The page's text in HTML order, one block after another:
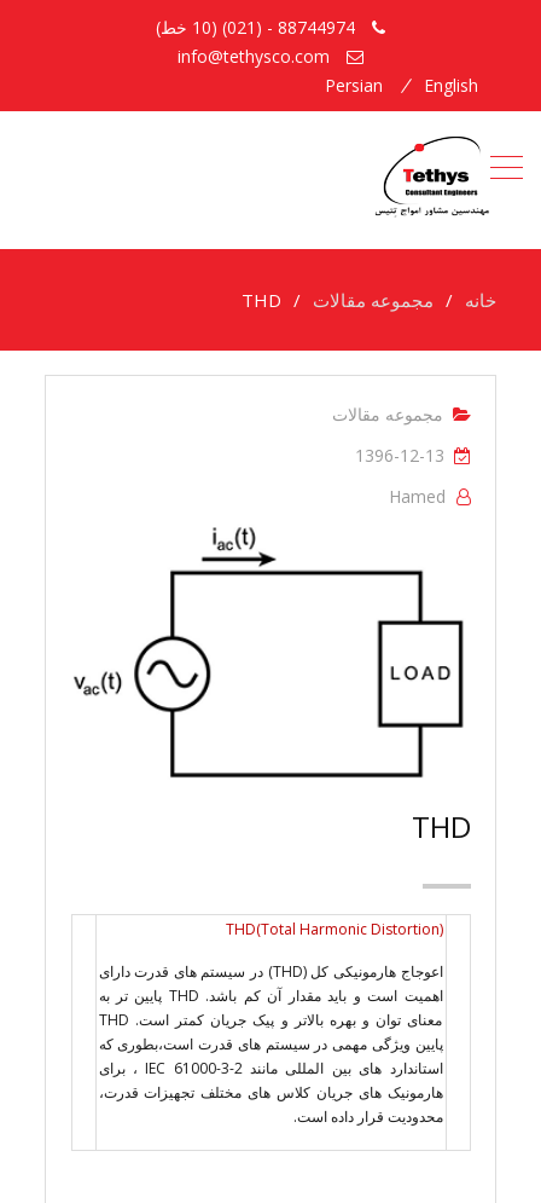
English
Persian
خانه مجموعه مقالات THD
مجموعه مقالات
1396-12-13
Hamed
THD
THD(Total Harmonic Distortion)
اعوجاج هارمونیکی کل (THD) در سیستم های قدرت دارای
اهمیت است و باید مقدار آن کم باشد. THD پایین تر به
معنای توان و بهره بالاتر و پیک جریان کمتر است. THD
پایین ویژگی مهمی در سیستم های قدرت است،بطوری که
استاندارد های بین المللی مانند IEC 61000-3-2 ، برای
هارمونیک های جریان کلاس های مختلف تجهیزات قدرت،
محدودیت قرار داده است.